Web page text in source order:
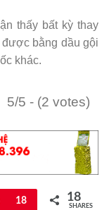
thấy bất kỳ thay
bằng dầu gội
khác.
5/5 - (2 votes)
Pin
18 18
SHARES